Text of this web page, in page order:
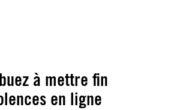
à mettre fin
en ligne